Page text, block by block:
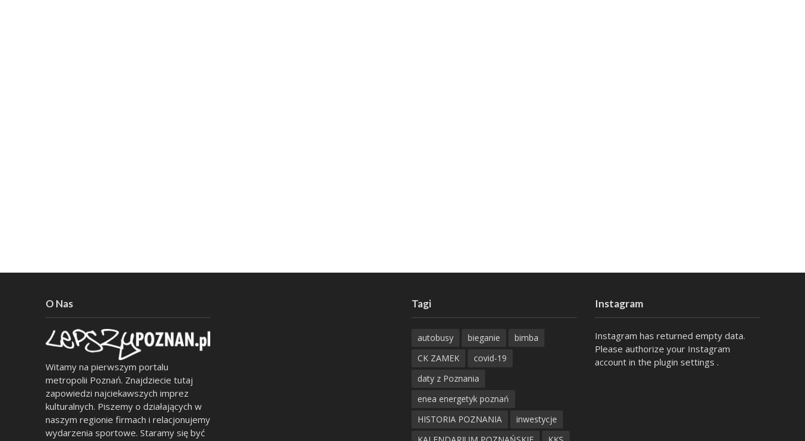
O Nas
Witamy na pierwszym portalu
metropolii Poznań. Znajdziecie tutaj
zapowiedzi najciekawszych imprez
kulturalnych. Piszemy o działających w
naszym regionie firmach i relacjonujemy
wydarzenia sportowe. Staramy się być
Tagi
autobusy bieganie
bimba
CK ZAMEK
covid-19
daty z Poznania
enea energetyk poznań
HISTORIA POZNANIA
inwestycje
Instagram
Instagram has returned empty data.
Please authorize your Instagram
account in the plugin settings .